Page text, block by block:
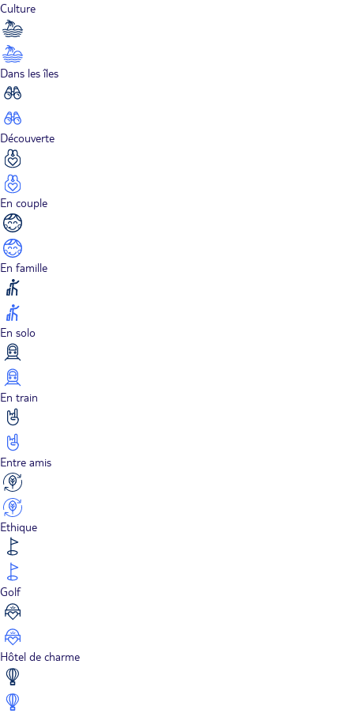
Culture
Dans les îles
Découverte
En couple
En famille
En solo
En train
Entre amis
Ethique
Golf
Hôtel de charme